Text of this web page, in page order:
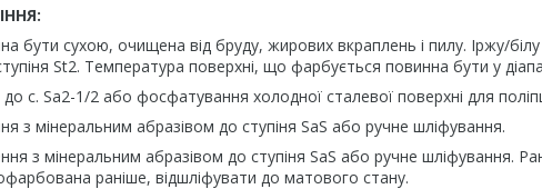
бути сухою, очищена від бруду, жирових вкраплень і пилу. Іржу/
St2. Температура поверхні, що фарбується повинна бути у
с. Sa2-1/2 або фосфатування холодної сталевої поверхні для
з мінеральним абразівом до ступіня SaS або ручне шліфування.
з мінеральним абразівом до ступіня SaS або ручне шліфування.
раніше, відшліфувати до матового стану.